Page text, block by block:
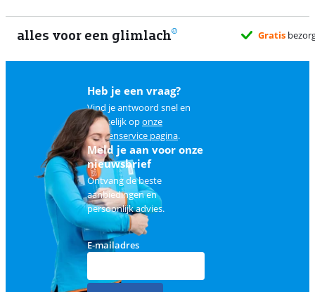
alles voor een glimlach bezorgd wanneer het
Heb je een vraag?
Vind je antwoord snel en
makkelijk oponze
klantenservice pagina.
Meld je aan voor onze
nieuwsbrief
Ontvang de beste
aanbiedingen en
persoonlijk advies.
E-mailadres